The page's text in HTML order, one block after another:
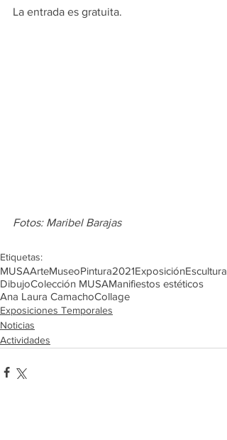
La entrada es gratuita.
Fotos: Maribel Barajas
Etiquetas:
MUSAArteMuseoPintura2021ExposiciónEscultura
DibujoColección MUSAManifiestos estéticos
Ana Laura CamachoCollage
Exposiciones Temporales
Noticias
Actividades